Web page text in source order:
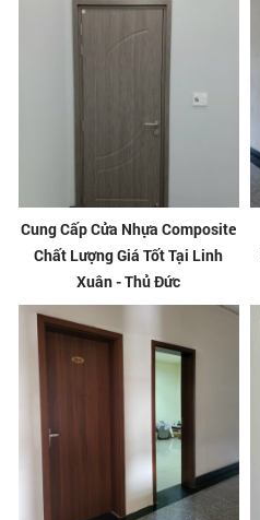
Cung Cấp Cửa Nhựa Composite
Chất Lượng Giá Tốt Tại Linh
Xuân - Thủ Đức